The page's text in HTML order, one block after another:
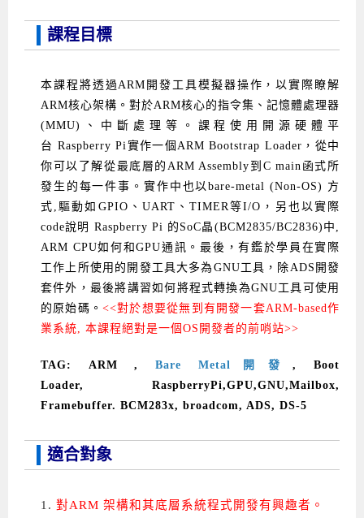
AI強化學習 - 自動控制應用
嵌入式Linux開發與AI影像辨識
ARM Cortex-M0 應用整合設計
資料結構精修班
Python程式實戰養成學程
Python程式設計
Python程式設計(舊)
APCS寒暑假程式檢定班
Java 物件導向程式
Android嵌入式平台開發訓練班
Android Framework
Android ADK周邊裝置開發班
iOS程式開發系列課程
iPhone程式設計進階班
Android嵌入式平台開發訓練班
TI MSP430微控制器開發
產品應用系列課程
生醫感測器整合設計班
NFC無線通訊設計實作班
物聯網Web整合應用實作班
轉職就業班
AIoT人工智慧與物聯網實戰人才就業班
AI智能醫療電子產品開發人才就業班
物聯網韌體工程師人才養成班
物聯網平台開發人才養成班(政府+企業雙重補助)
物聯網平台開發人才養成班
實體課程總覽
資料分析與視覺化
Edge AI與Pi Pico實作應用
電腦視覺演算法-人臉識別實戰
OpenVINO邊緣運算實務
iPAS巨量資料分析師考照班
APCS檢定培訓課程
【遠距同步】青少年AI冬/夏令營
青少年AI人工智慧實作班
JavaScript程式設計
Python進階程式設計：從資料結構到演算法
Python程式實戰養成學程
Raspberry Pi 使用入門
硬體控制使用Python
用樹莓派實現物聯網
micro:bit 創意程式設計
課程目標
本課程將透過ARM開發工具模擬器操作，以實際瞭解
ARM核心架構。對於ARM核心的指令集、記憶體處理器
(MMU)、中斷處理等。課程使用開源硬體平
台 Raspberry Pi 實作一個ARM Bootstrap Loader，從中
你可以了解從最底層的ARM Assembly到C main函式所
發生的每一件事。實作中也以bare-metal (Non-OS) 方
式,驅動如GPIO、UART、TIMER等I/O，另也以實際
code說明 Raspberry Pi 的SoC晶(BCM2835/BC2836)中,
ARM CPU如何和GPU通訊。最後，有鑑於學員在實際
工作上所使用的開發工具大多為GNU工具，除ADS開發
套件外，最後將講習如何將程式轉換為GNU工具可使用
的原始碼。<<對於想要從無到有開發一套ARM-based作
業系統, 本課程絕對是一個OS開發者的前哨站>>
TAG: ARM , Bare Metal開發, Boot
Loader, RaspberryPi,GPU,GNU,Mailbox,
Framebuffer. BCM283x, broadcom, ADS, DS-5
適合對象
1. 對ARM 架構和其底層系統程式開發有興趣者。